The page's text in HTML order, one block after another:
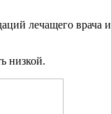
лечащего
низкой.